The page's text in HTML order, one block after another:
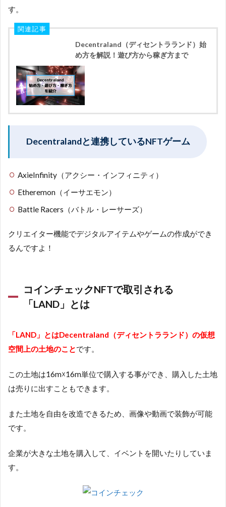
す。
関連記事
Decentraland（ディセントラランド）始
め方を解説！遊び方から稼ぎ方まで
Decentralandと連携しているNFTゲーム
AxieInfinity（アクシー・インフィニティ）
Etheremon（イーサエモン）
Battle Racers（バトル・レーサーズ）
クリエイター機能でデジタルアイテムやゲームの作成ができ
るんですよ！
コインチェックNFTで取引される
「LAND」とは
「LAND」とはDecentraland（ディセントラランド）の仮想
空間上の土地のことです。
この土地は16m☓16m単位で購入する事ができ、購入した土地
は売りに出すこともできます。
また土地を自由を改造できるため、画像や動画で装飾が可能
です。
企業が大きな土地を購入して、イベントを開いたりしていま
す。